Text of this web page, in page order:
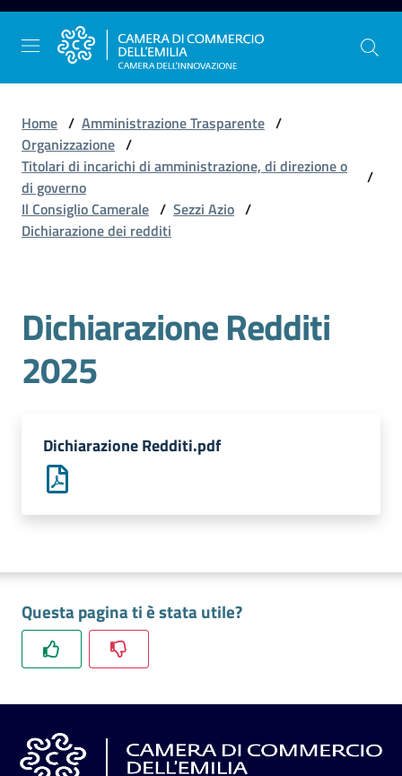
Vai al contenuto
Vai alla navigazione
Vai al footer
La
Camera
dell'Emilia
l'impresa
Promuovere
territorio
l'Impresa
il
Consumatore
L'impresa
digitale
Home / Amministrazione Trasparente /
Organizzazione /
Titolari di incarichi di amministrazione, di direzione o
di governo
/
Il Consiglio Camerale / Sezzi Azio /
Dichiarazione dei redditi
Dichiarazione Redditi
2025
Dichiarazione Redditi.pdf
Questa pagina ti è stata utile?